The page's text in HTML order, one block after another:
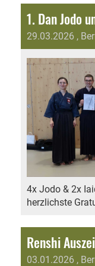
1. Dan Jodo
29.03.2026 ,
4x Jodo & 2x
herzlichste
03.01.2026 ,